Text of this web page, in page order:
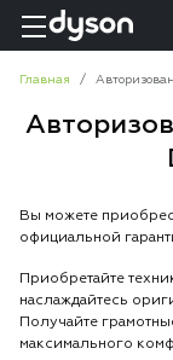
Главная
Вы можете
официальной
Приобретайте
наслаждайтесь
Получайте
максимального